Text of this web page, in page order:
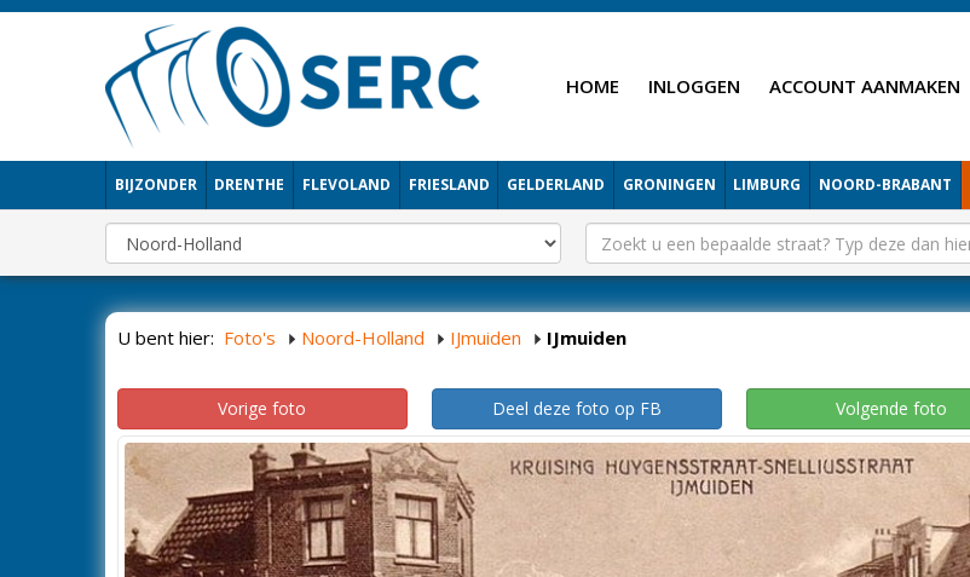
HOME INLOGGEN ACCOUNT AANMAKEN
BIJZONDER DRENTHE FLEVOLAND FRIESLAND GELDERLAND GRONINGEN LIMBURG NOORD-BRABANT
U bent hier: Foto's Noord-Holland IJmuiden IJmuiden
Vorige foto Deel deze foto op FB Volgende foto